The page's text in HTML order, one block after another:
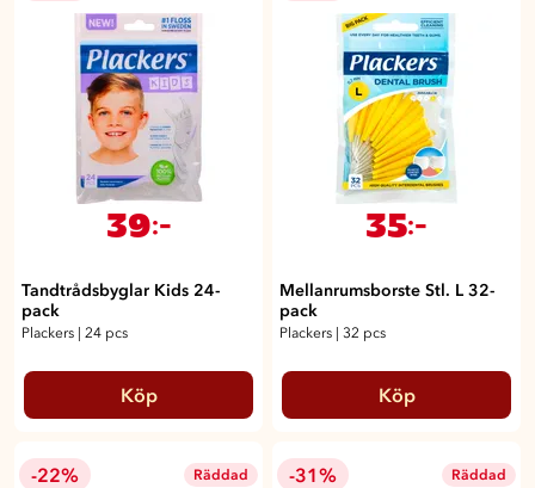
39:-
Tandtrådsbyglar Kids 24-
pack
Plackers | 24 pcs
Köp
35:-
Mellanrumsborste Stl. L 32-
pack
Plackers | 32 pcs
Köp
-22% Räddad -31% Räddad